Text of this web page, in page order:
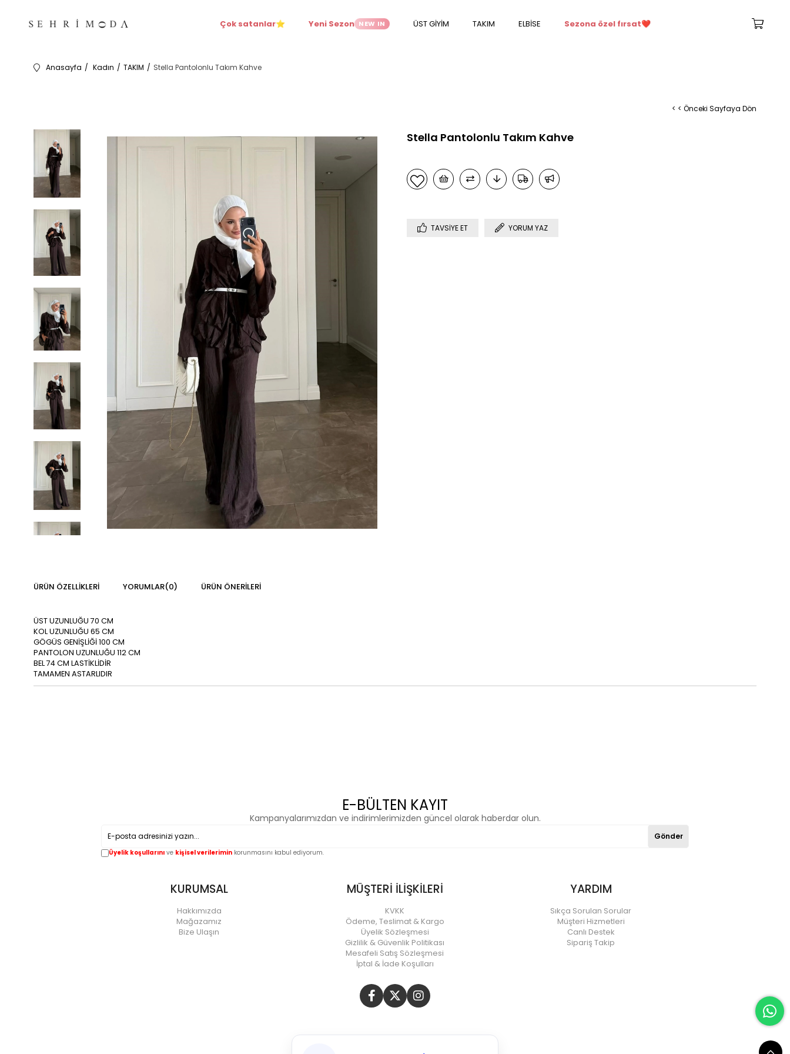
Çok satanlar⭐ Yeni Sezon NEW IN ÜST GİYİM TAKIM ELBİSE Sezona özel fırsat❤️
Anasayfa Kadın TAKIM Stella Pantolonlu Takım Kahve
< < Önceki Sayfaya Dön
Stella Pantolonlu Takım Kahve
TAVSIYE ET YORUM YAZ
ÜRÜN ÖZELLIKLERI YORUMLAR(0) ÜRÜN ÖNERILERI
ÜST UZUNLUĞU 70 CM
KOL UZUNLUĞU 65 CM
GÖGÜS GENİŞLİĞİ 100 CM
PANTOLON UZUNLUĞU 112 CM
BEL 74 CM LASTİKLİDİR
TAMAMEN ASTARLIDIR
E-BÜLTEN KAYIT
Kampanyalarımızdan ve indirimlerimizden güncel olarak haberdar olun.
Gönder
Üyelik koşullarını ve kişisel verilerimin korunmasını kabul ediyorum.
KURUMSAL
Hakkımızda
Mağazamız
Bize Ulaşın
MÜŞTERİ İLİŞKİLERİ
KVKK
Ödeme, Teslimat & Kargo
Üyelik Sözleşmesi
Gizlilik & Güvenlik Politikası
Mesafeli Satış Sözleşmesi
İptal & İade Koşulları
YARDIM
Sıkça Sorulan Sorular
Müşteri Hizmetleri
Canlı Destek
Sipariş Takip